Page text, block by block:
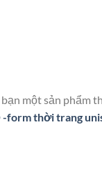
một sản phẩm
-form thời trang